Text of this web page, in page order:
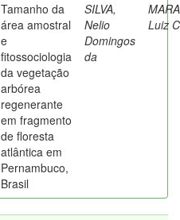
Tamanho da
área amostral
e
fitossociologia
da vegetação
arbórea
regenerante
em fragmento
de floresta
atlântica em
Pernambuco,
Brasil
SILVA,
Nelio
Domingos
da
Luiz